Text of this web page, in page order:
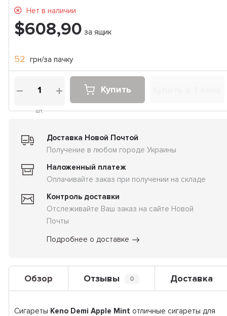
Нет в наличии
$608,90 за ящик
52 грн/за пачку
шт.
Купить
Доставка Новой Почтой
Получение в любом городе Украины
Наложенный платеж
Оплачивайте заказ при получении на складе
Контроль доставки
Отслеживайте Ваш заказ на сайте Новой
Почты
Подробнее о доставке
Обзор Отзывы 0 Доставка
Сигареты Keno Demi Apple Mint отличные сигареты для